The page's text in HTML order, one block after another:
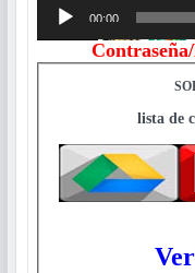
00:00
lista de